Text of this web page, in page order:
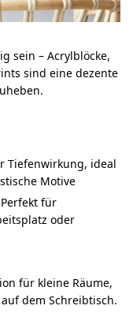
sein – Acrylblöcke,
sind eine dezente
Tiefenwirkung, ideal
Motive
für
oder
für kleine Räume,
dem Schreibtisch.